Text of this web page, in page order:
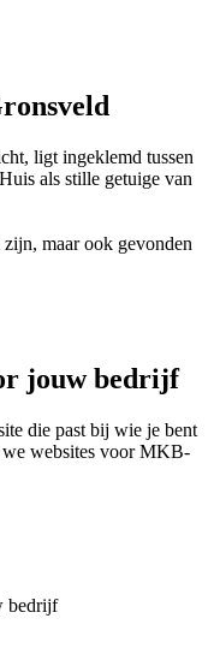
ligt ingeklemd tussen
als stille getuige van
maar ook gevonden
jouw bedrijf
die past bij wie je bent
websites voor MKB-